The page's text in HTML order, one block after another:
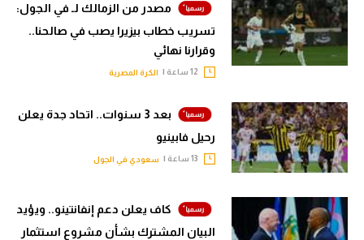
مصدر من الزمالك لـ في الجول:
تسريب خطاب بيزيرا يصب في صالحنا..
وقرارنا نهائي
الكرة المصرية
بعد 3 سنوات.. اتحاد جدة يعلن
رحيل فابينيو
سعودي في الجول
كاف يعلن دعم إنفانتينو.. ويؤيد
البيان المشترك بشأن مشروع استثمار